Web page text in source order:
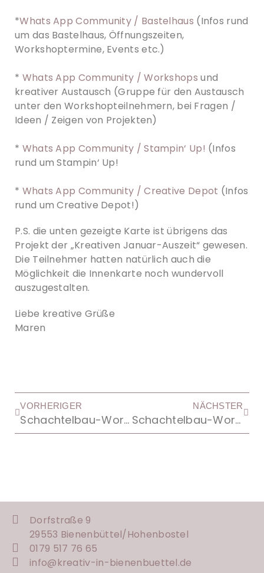
*Whats App Community / Bastelhaus (Infos rund
um das Bastelhaus, Öffnungszeiten,
Workshoptermine, Events etc.)
* Whats App Community / Workshops und
kreativer Austausch (Gruppe für den Austausch
unter den Workshopteilnehmern, bei Fragen /
Ideen / Zeigen von Projekten)
* Whats App Community / Stampin‘ Up! (Infos
rund um Stampin‘ Up!
* Whats App Community / Creative Depot (Infos
rund um Creative Depot!)
P.S. die unten gezeigte Karte ist übrigens das
Projekt der „Kreativen Januar-Auszeit“ gewesen.
Die Teilnehmer hatten natürlich auch die
Möglichkeit die Innenkarte noch wundervoll
auszugestalten.
Liebe kreative Grüße
Maren
VORHERIGER
Schachtelbau-Workshop
NÄCHSTER
Schachtelbau-Workshop
Dorfstraße 9
29553 Bienenbüttel/Hohenbostel
0179 517 76 65
info@kreativ-in-bienenbuettel.de